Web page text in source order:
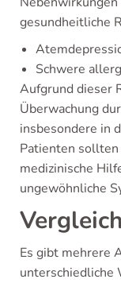
gesundheitliche
Schwere
Aufgrund dieser
Überwachung
insbesondere in
Patienten
medizinische
ungewöhnliche
Es gibt mehrere
unterschiedliche